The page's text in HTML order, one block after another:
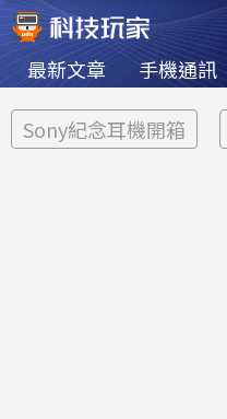
最新文章 手機通訊
Sony紀念耳機開箱